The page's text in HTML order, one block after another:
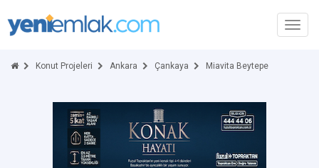
Konut Projeleri Ankara Çankaya Miavita Beytepe